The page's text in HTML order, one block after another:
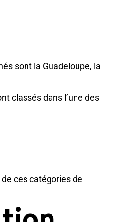
sont la Guadeloupe, la
classés dans l’une des
ces catégories de